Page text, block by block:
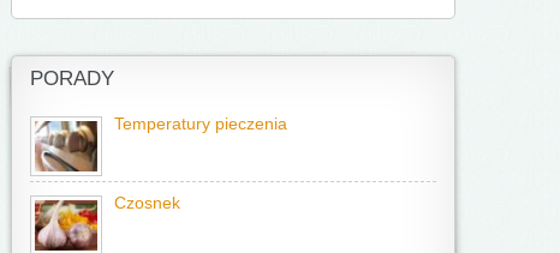
PORADY
Temperatury pieczenia
Czosnek